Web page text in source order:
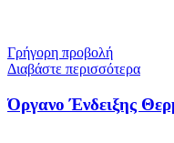
Γρήγορη προβολή
Διαβάστε περισσότερα
Όργανο Ένδειξης